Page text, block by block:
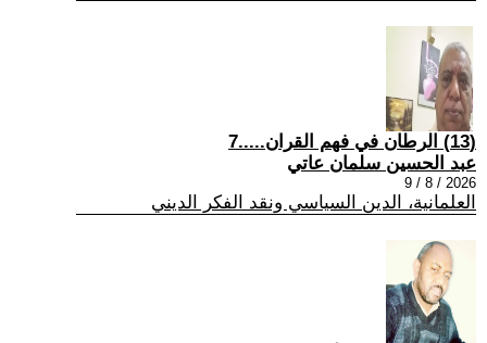
(13) الرطان في فهم القران.....7
عبد الحسين سلمان عاتي
2026 / 8 / 9
العلمانية، الدين السياسي ونقد الفكر الديني